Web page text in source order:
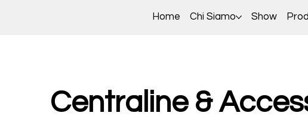
Home Chi Siamo Show
Centraline &